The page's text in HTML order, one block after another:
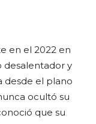
en el 2022 en
desalentador y
desde el plano
ocultó su
que su